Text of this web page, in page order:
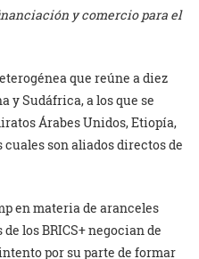
y comercio para el
que reúne a diez
y Sudáfrica, a los que se
Árabes Unidos, Etiopía,
son aliados directos de
en materia de aranceles
los BRICS+ negocian de
por su parte de formar